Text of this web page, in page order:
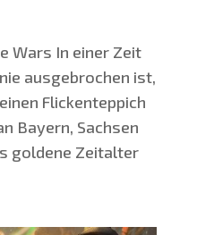
Wars In einer Zeit
aus­ge­bro­chen ist,
Fli­cken­tep­pich
Bay­ern, Sach­sen
gol­de­ne Zeit­al­ter